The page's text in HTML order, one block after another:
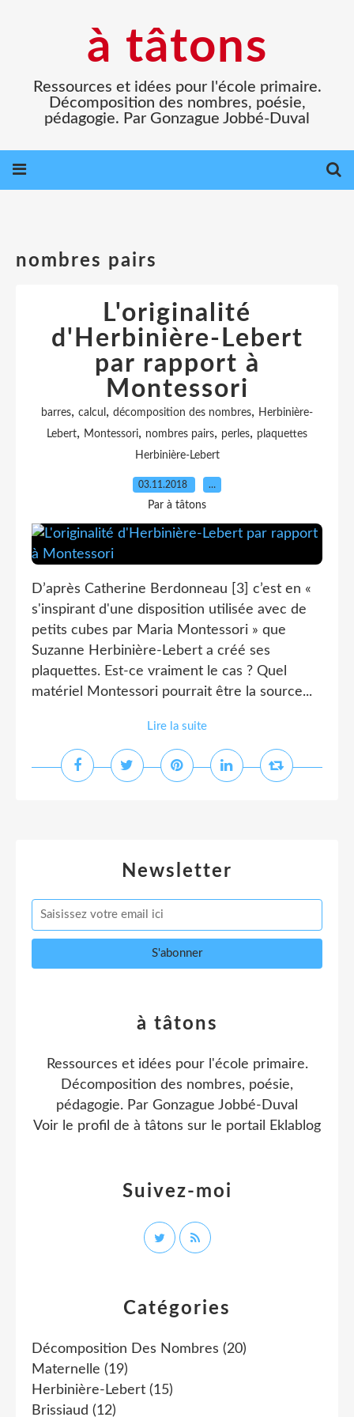
à tâtons
Ressources et idées pour l'école primaire.
Décomposition des nombres, poésie,
pédagogie. Par Gonzague Jobbé-Duval
nombres pairs
L'originalité
d'Herbinière-Lebert
par rapport à
Montessori
barres, calcul , décomposition des nombres, Herbinière-
Lebert, Montessori, nombres pairs, perles, plaquettes
Herbinière-Lebert
03.11.2018 …
Par à tâtons
D’après Catherine Berdonneau [3] c’est en «
s'inspirant d'une disposition utilisée avec de
petits cubes par Maria Montessori » que
Suzanne Herbinière-Lebert a créé ses
plaquettes. Est-ce vraiment le cas ? Quel
matériel Montessori pourrait être la source...
Lire la suite
Newsletter
Catégories
Décomposition Des Nombres (20)
Maternelle (19)
Herbinière-Lebert (15)
Brissiaud (12)
à tâtons
Ressources et idées pour l'école primaire.
Décomposition des nombres, poésie,
pédagogie. Par Gonzague Jobbé-Duval
Voir le profil de à tâtons sur le portail Eklablog
Suivez-moi